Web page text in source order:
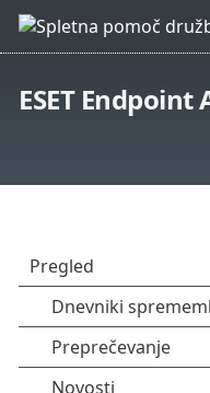
ESET